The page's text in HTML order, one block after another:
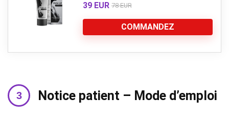
39 EUR 78 EUR
COMMANDEZ
Notice patient – Mode d’emploi